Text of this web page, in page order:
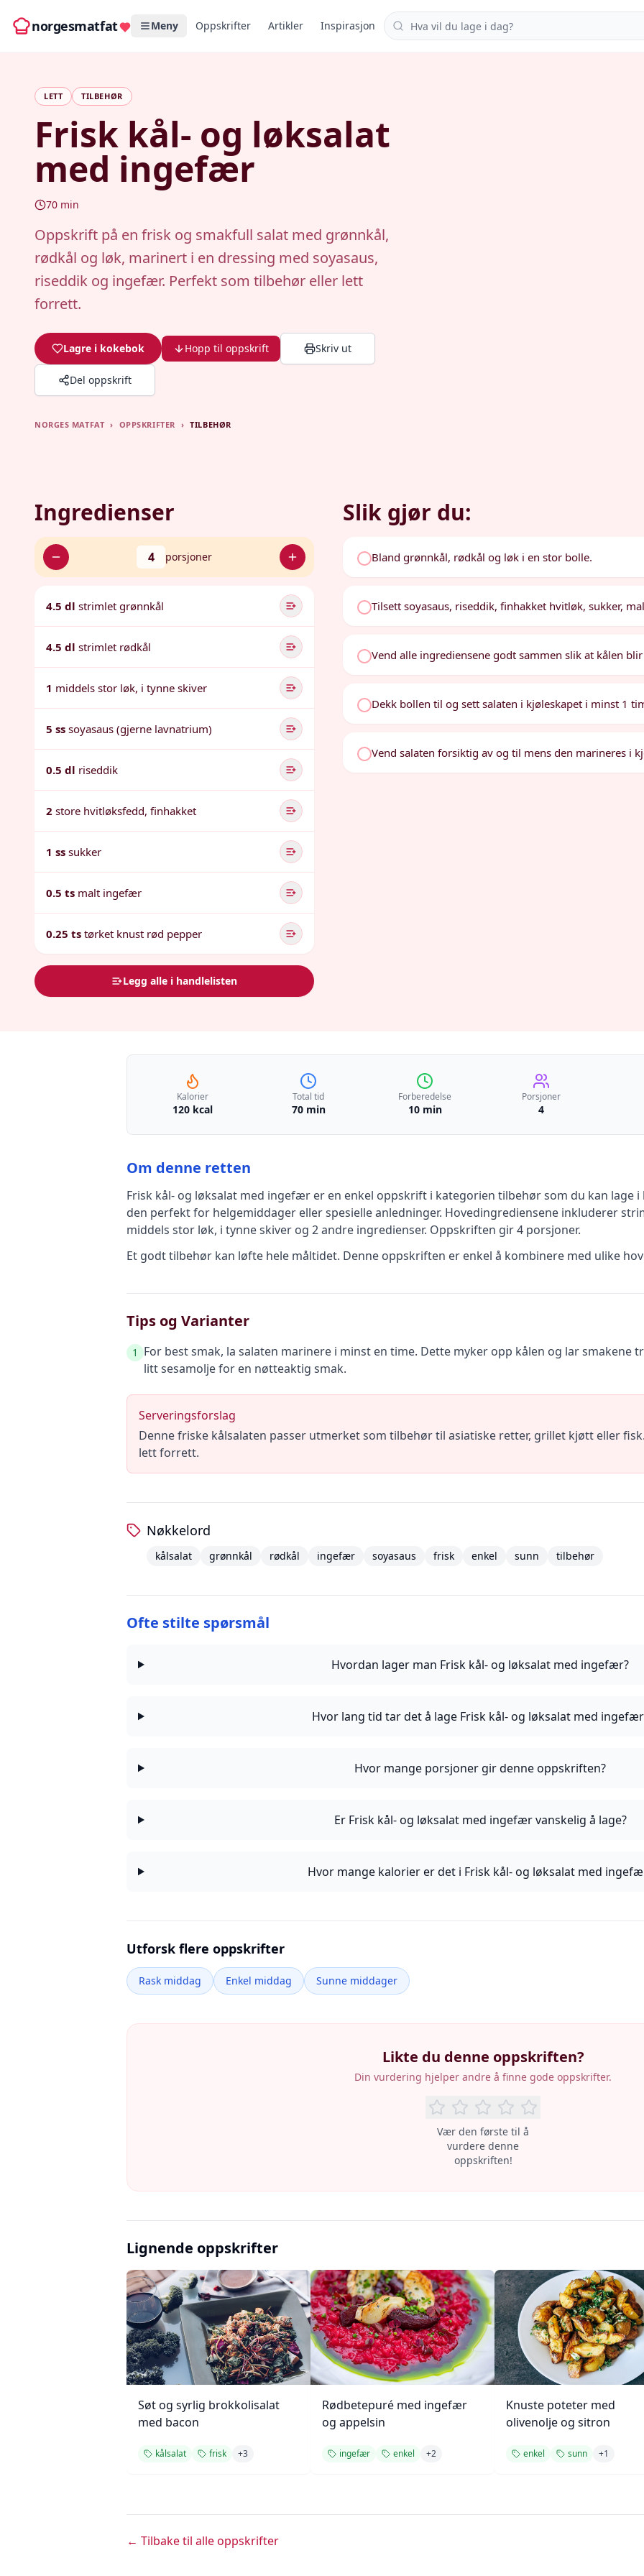
norgesmatfat Meny Oppskrifter Artikler Inspirasjon Søk i oppskrifter
LETT TILBEHØR
Frisk kål- og løksalat
med ingefær
70 min
Oppskrift på en frisk og smakfull salat med grønnkål,
rødkål og løk, marinert i en dressing med soyasaus,
riseddik og ingefær. Perfekt som tilbehør eller lett
forrett.
Lagre i kokebok Hopp til oppskrift Skriv ut
Del oppskrift
NORGES MATFAT › OPPSKRIFTER › TILBEHØR
Ingredienser
4 porsjoner
4.5 dl strimlet grønnkål
4.5 dl strimlet rødkål
1 middels stor løk, i tynne skiver
5 ss soyasaus (gjerne lavnatrium)
0.5 dl riseddik
2 store hvitløksfedd, finhakket
1 ss sukker
0.5 ts malt ingefær
0.25 ts tørket knust rød pepper
Legg alle i handlelisten
Slik gjør du:
Bland grønnkål, rødkål og løk i en stor bolle.
Tilsett soyasaus, riseddik, finhakket hvitløk, sukker,
Vend alle ingrediensene godt sammen slik at kålen
Dekk bollen til og sett salaten i kjøleskapet i minst 1
Vend salaten forsiktig av og til mens den marineres i
Kalorier
120 kcal
Total tid
70 min
Forberedelse
10 min
Porsjoner
4
Om denne retten
Frisk kål- og løksalat med ingefær er en enkel oppskrift i kategorien tilbehørsom du kan lage
den perfekt for helgemiddager eller spesielle anledninger. Hovedingrediensene inkluderer
middels stor løk, i tynne skiver og 2 andre ingredienser. Oppskriften gir4 porsjoner.
Et godt tilbehør kan løfte hele måltidet. Denne oppskriften er enkel å kombinere med ulike
Tips og Varianter
1
For best smak, la salaten marinere i minst en time. Dette myker opp kålen og lar smakene
litt sesamolje for en nøtteaktig smak.
Serveringsforslag
Denne friske kålsalaten passer utmerket som tilbehør til asiatiske retter, grillet kjøtt eller
lett forrett.
Nøkkelord
kålsalat grønnkål rødkål ingefær soyasaus frisk enkel sunn tilbehør
Ofte stilte spørsmål
Hvordan lager man Frisk kål- og løksalat med ingefær?
Hvor lang tid tar det å lage Frisk kål- og løksalat med
Hvor mange porsjoner gir denne oppskriften?
Er Frisk kål- og løksalat med ingefær vanskelig å lage?
Hvor mange kalorier er det i Frisk kål- og løksalat med
Utforsk flere oppskrifter
Rask middag Enkel middag Sunne middager
Likte du denne oppskriften?
Din vurdering hjelper andre å finne gode oppskrifter.
Vær den første til å
vurdere denne
oppskriften!
Lignende oppskrifter
Søt og syrlig brokkolisalat
med bacon
kålsalat frisk +3
Rødbetepuré med ingefær
og appelsin
ingefær enkel +2
Knuste poteter med
olivenolje og sitron
enkel sunn +1
← Tilbake til alle oppskrifter